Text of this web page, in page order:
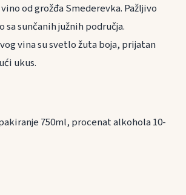
od grožđa Smederevka. Pažljivo
sunčanih južnih područja.
vina su svetlo žuta boja, prijatan
ukus.
750ml, procenat alkohola 10-